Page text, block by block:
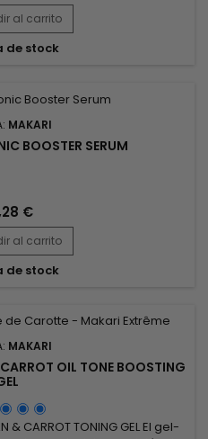
al carrito
de stock
MAKARI
BOOSTER SERUM
€
al carrito
de stock
MAKARI
OIL TONE BOOSTING
& CARROT TONING GEL El gel-